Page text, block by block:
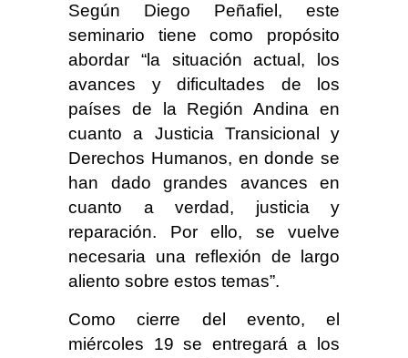
Según Diego Peñafiel, este
seminario tiene como propósito
abordar “la situación actual, los
avances y dificultades de los
países de la Región Andina en
cuanto a Justicia Transicional y
Derechos Humanos, en donde se
han dado grandes avances en
cuanto a verdad, justicia y
reparación. Por ello, se vuelve
necesaria una reflexión de largo
aliento sobre estos temas”.
Como cierre del evento, el
miércoles 19 se entregará a los